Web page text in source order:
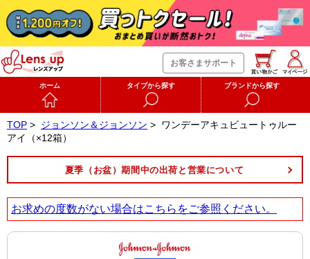
お客さまサポート
ホーム タイプから探す ブランドから探す
TOP > ジョンソン＆ジョンソン > ワンデーアキュビュートゥルー
アイ（×12箱）
夏季（お盆）期間中の出荷と営業について
お求めの度数がない場合はこちら をご参照ください。